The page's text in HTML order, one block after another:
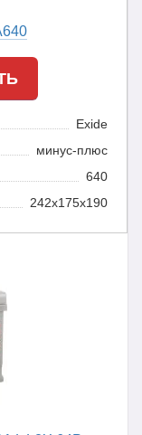
Exide
минус-плюс
640
242x175x190